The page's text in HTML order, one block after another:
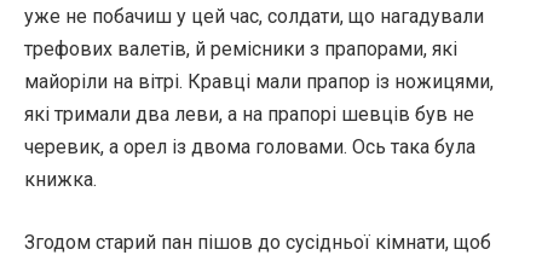
уже не побачиш у цей час, солдати, що нагадували
трефових валетів, й ремісники з прапорами, які
майоріли на вітрі. Кравці мали прапор із ножицями,
які тримали два леви, а на прапорі шевців був не
черевик, а орел із двома головами. Ось така була
книжка.
Згодом старий пан пішов до сусідньої кімнати, щоб